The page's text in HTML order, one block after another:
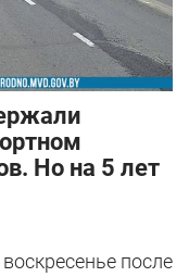
Но на 5 лет
после